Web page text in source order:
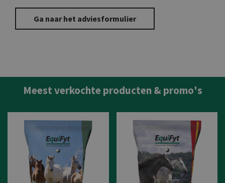
Ga naar het adviesformulier
Meest verkochte producten & promo's